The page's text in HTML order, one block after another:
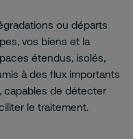
ou départs
vos biens et la
étendus, isolés,
à des flux importants
capables de détecter
le traitement.